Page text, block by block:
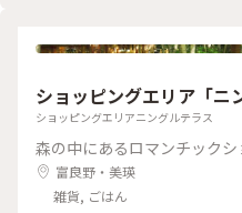
に欠けますが、本当にオス
らの100万ドルの夜景
してたので 日が暮れる
😭 食事の後また行こう
み過ぎて外出
ちいさな列車旅
施設でした☺️ ＊函館煉瓦工場 ◦赤瓦コースター ◦アロマ
スティックも可愛くて、
挿すだけでお気に入りの
香りは旅の思い出として
に入りの香りをひとつ購入しました☺️
サリーも、色や形ひとつ
ぼうか凄く悩ましかったです、、🥹 旅の思い
な場所でした🧸
ショッピングエリア「ニ
ショッピングエリアニングルテラス
森の中にあるロマンチック
富良野・美瑛
雑貨, ごはん